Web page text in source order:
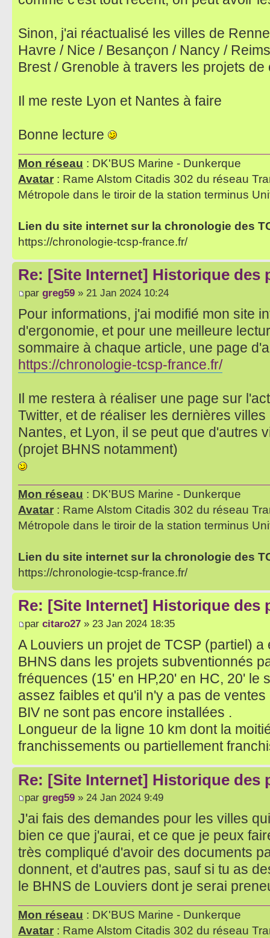
Sinon, j'ai réactualisé les villes de
Havre / Nice / Besançon / Nancy /
Brest / Grenoble à travers les projets de
Il me reste Lyon et Nantes à faire
Bonne lecture
Mon réseau : DK'BUS Marine - Dunkerque
Avatar : Rame Alstom Citadis 302 du réseau
Métropole dans le tiroir de la station terminus
Lien du site internet sur la chronologie des
https://chronologie-tcsp-france.fr/
Re: [Site Internet] Historique des
par greg59 » 21 Jan 2024 10:24
Pour informations, j'ai modifié mon site
d'ergonomie, et pour une meilleure
sommaire à chaque article, une page
https://chronologie-tcsp-france.fr/
Il me restera à réaliser une page sur
Twitter, et de réaliser les dernières
Nantes, et Lyon, il se peut que d'autres
(projet BHNS notamment)
Mon réseau : DK'BUS Marine - Dunkerque
Avatar : Rame Alstom Citadis 302 du réseau
Métropole dans le tiroir de la station terminus
Lien du site internet sur la chronologie des
https://chronologie-tcsp-france.fr/
Re: [Site Internet] Historique des
par citaro27 » 23 Jan 2024 18:35
A Louviers un projet de TCSP (partiel)
BHNS dans les projets subventionnés
fréquences (15' en HP,20' en HC, 20' le
assez faibles et qu'il n'y a pas de
BIV ne sont pas encore installées .
Longueur de la ligne 10 km dont la
franchissements ou partiellement
Re: [Site Internet] Historique des
par greg59 » 24 Jan 2024 9:49
J'ai fais des demandes pour les villes
bien ce que j'aurai, et ce que je peux
très compliqué d'avoir des documents
donnent, et d'autres pas, sauf si tu as
le BHNS de Louviers dont je serai
Mon réseau : DK'BUS Marine - Dunkerque
Avatar : Rame Alstom Citadis 302 du réseau